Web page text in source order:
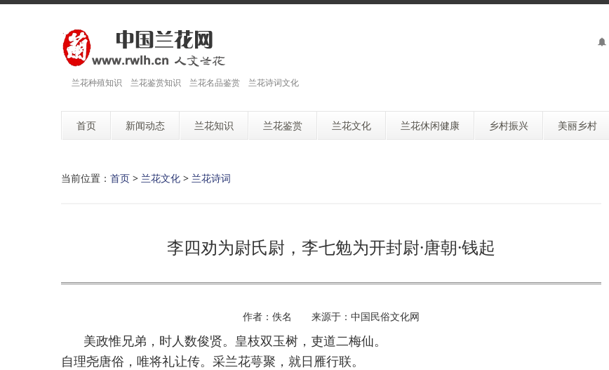
兰花种殖知识 兰花鉴赏知识 兰花名品鉴赏 兰花诗词文化
首页 新闻动态 兰花知识 兰花鉴赏 兰花文化 兰花休闲健康 乡村振兴 美丽乡村
当前位置： 首页 > 兰花文化 > 兰花诗词
李四劝为尉氏尉，李七勉为开封尉·唐朝·钱起
作者：佚名 来源于：中国民俗文化网
美政惟兄弟，时人数俊贤。皇枝双玉树，吏道二梅仙。
自理尧唐俗，唯将礼让传。采兰花萼聚，就日雁行联。